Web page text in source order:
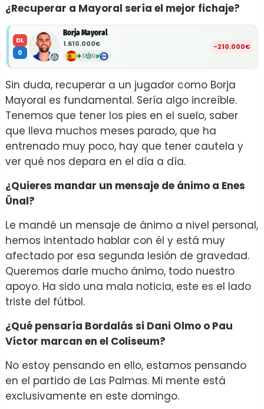
¿Recuperar a Mayoral sería el mejor fichaje?
DL
0
Borja Mayoral
1.610.000€
0 0
-210.000€
Sin duda, recuperar a un jugador como Borja
Mayoral es fundamental. Sería algo increíble.
Tenemos que tener los pies en el suelo, saber
que lleva muchos meses parado, que ha
entrenado muy poco, hay que tener cautela y
ver qué nos depara en el día a día.
¿Quieres mandar un mensaje de ánimo a Enes
Ünal?
Le mandé un mensaje de ánimo a nivel personal,
hemos intentado hablar con él y está muy
afectado por esa segunda lesión de gravedad.
Queremos darle mucho ánimo, todo nuestro
apoyo. Ha sido una mala noticia, este es el lado
triste del fútbol.
¿Qué pensaría Bordalás si Dani Olmo o Pau
Víctor marcan en el Coliseum?
No estoy pensando en ello, estamos pensando
en el partido de Las Palmas. Mi mente está
exclusivamente en este domingo.